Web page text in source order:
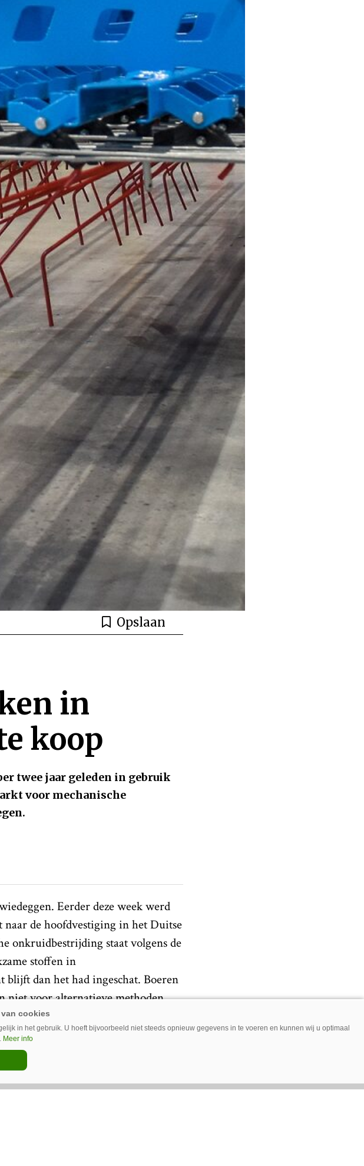
Opslaan
in
koop
twee jaar geleden in gebruik
voor mechanische
Eerder deze week werd
naar de hoofdvestiging in het Duitse
onkruidbestrijding staat volgens de
stoffen in
blijft dan het had ingeschat. Boeren
niet voor alternatieve methoden,
niet meer gebruiken. Naar
november de eerste machines
in het gebruik. U hoeft bijvoorbeeld niet steeds opnieuw gegevens in te voeren en kunnen wij u optimaal
Meer info